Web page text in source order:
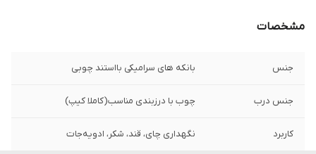
مشخصات
جنس بانکه های سرامیکی بااستند چوبی
جنس درب چوب با درزبندی مناسب(کاملا کیپ)
کاربرد نگهداری چای، قند، شکر، ادویه‌جات